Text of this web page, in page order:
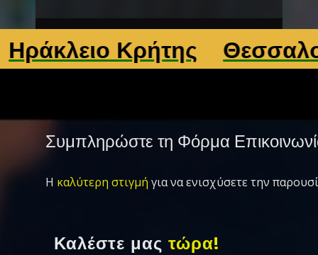
Κρήτης Θεσσαλονίκη
Συμπληρώστε τη Φόρμα
Η καλύτερη στιγμή για να ενισχύσετε την
Καλέστε μας τώρα!